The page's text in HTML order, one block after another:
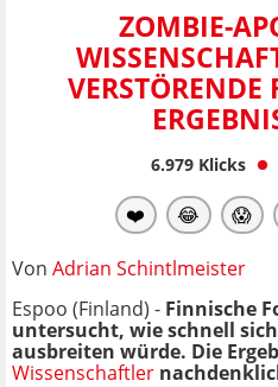
ZOMBIE-
VERSTÖRENDE
6.979Klicks
❤️ 😂 😱
Von Adrian Schintlmeister
Espoo (Finland) - Finnische
untersucht, wie schnell
ausbreiten würde. Die
Wissenschaftler